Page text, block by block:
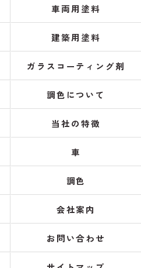
車両用塗料
建築用塗料
ガラスコーティング剤
調色について
当社の特徴
車
調色
会社案内
お問い合わせ